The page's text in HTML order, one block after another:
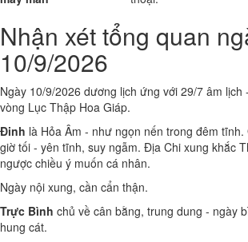
Nhận xét tổng quan
10/9/2026
Ngày 10/9/2026 dương lịch ứng với 29/7 âm lịch
vòng Lục Thập Hoa Giáp.
Đinh là Hỏa Âm - như ngọn nến trong đêm
giờ tối - yên tĩnh, suy ngẫm. Địa Chi xung khắc
ngược chiều ý muốn cá nhân.
Ngày nội xung, cần cẩn thận.
Trực Bình chủ về cân bằng, trung dung - ngày
hung cát.